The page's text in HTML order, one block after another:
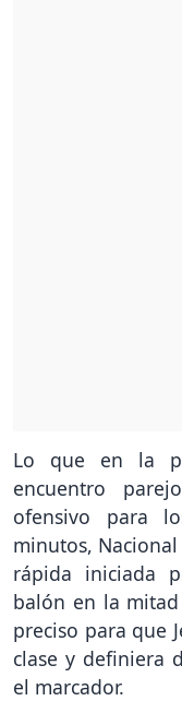
Lo que en la
encuentro
ofensivo para
minutos,
rápida iniciada
balón en la
preciso para que
clase y definiera
el marcador.